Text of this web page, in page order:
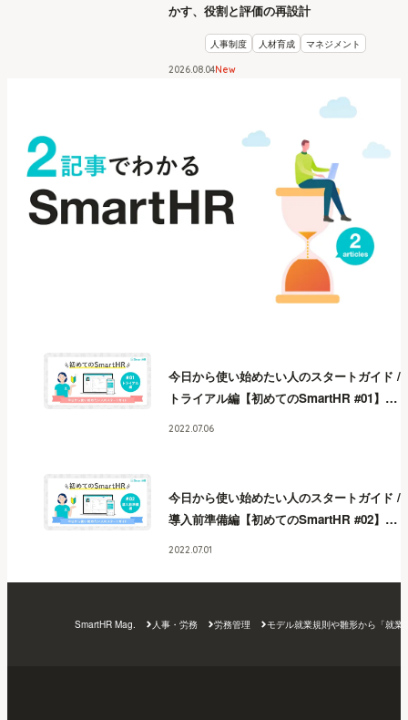
かす、役割と評価の再設計
人事制度 人材育成 マネジメント
2026.08 04New
今日から使い始めたい人のスタートガイド /
トライアル編【初めてのSmartHR #01】 今
日から使い始めたい人のスタートガイド /
トライアル編【初めてのSmartHR #01】 今
日から使い始めたい人のスタートガイド /
トライアル編【初めてのSmartHR #01】
今
2022.07.06
今日から使い始めたい人のスタートガイド /
導入前準備編【初めてのSmartHR #02】 今
日から使い始めたい人のスタートガイド /
日から使い始めたい人のスタートガイド /
2022.07.01
SmartHR Mag. 人事・労務 労務管理 モデル就業規則や雛形から「就